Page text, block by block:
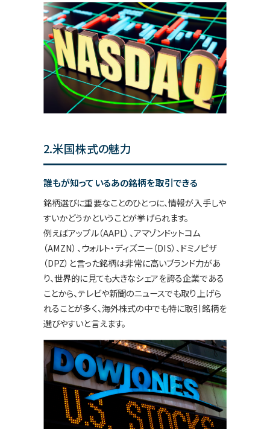
2.米国株式の魅力
誰もが知っているあの銘柄を取引できる
銘柄選びに重要なことのひとつに、情報が入手しや
すいかどうかということが挙げられます。
例えばアップル（AAPL）、アマゾンドットコム
（AMZN）、ウォルト・ディズニー（DIS）、ドミノピザ
（DPZ）と言った銘柄は非常に高いブランド力があ
り、世界的に見ても大きなシェアを誇る企業である
ことから、テレビや新聞のニュースでも取り上げら
れることが多く、海外株式の中でも特に取引銘柄を
選びやすいと言えます。